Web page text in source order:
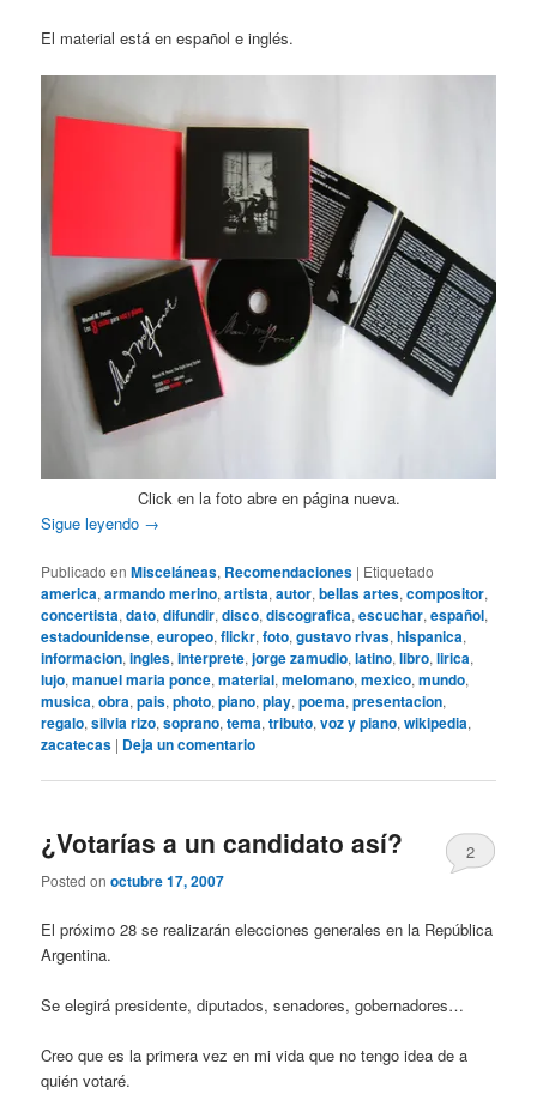
El material está en español e inglés.
Click en la foto abre en página nueva.
Sigue leyendo →
Publicado en Misceláneas, Recomendaciones | Etiquetado
america,armando merino,artista,autor,bellas artes,compositor,
concertista,dato,difundir,disco,discografica,escuchar,español,
estadounidense,europeo,flickr,foto,gustavo rivas,hispanica,
informacion,ingles,interprete,jorge zamudio,latino,libro,lirica,
lujo,manuel maria ponce,material,melomano,mexico,mundo,
musica,obra,pais,photo,piano,play,poema,presentacion,
regalo,silvia rizo,soprano,tema,tributo,voz y piano,wikipedia,
zacatecas | Deja un comentario
¿Votarías a un candidato así?
Posted onoctubre 17, 2007
2
El próximo 28 se realizarán elecciones generales en la República
Argentina.
Se elegirá presidente, diputados, senadores, gobernadores…
Creo que es la primera vez en mi vida que no tengo idea de a
quién votaré.